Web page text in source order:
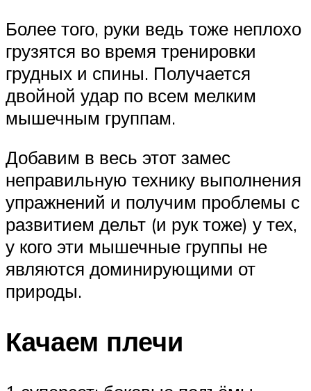
Более того, руки ведь тоже неплохо
грузятся во время тренировки
грудных и спины. Получается
двойной удар по всем мелким
мышечным группам.
Добавим в весь этот замес
неправильную технику выполнения
упражнений и получим проблемы с
развитием дельт (и рук тоже) у тех,
у кого эти мышечные группы не
являются доминирующими от
природы.
Качаем плечи